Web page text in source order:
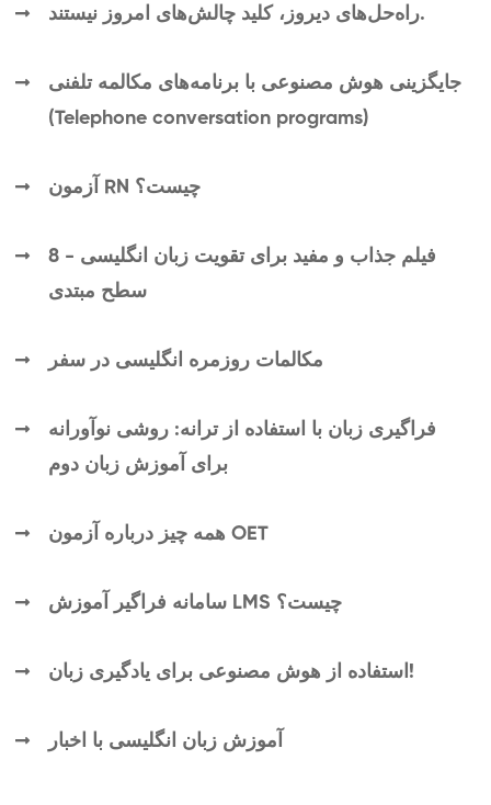
راه‌حل‌های دیروز، کلید چالش‌های امروز نیستند.
جایگزینی هوش مصنوعی با برنامه‌های مکالمه تلفنی
(Telephone conversation programs)
آزمون RN چیست؟
8 فیلم جذاب و مفید برای تقویت زبان انگلیسی -
سطح مبتدی
مکالمات روزمره انگلیسی در سفر
فراگیری زبان با استفاده از ترانه: روشی نوآورانه
برای آموزش زبان دوم
همه چیز درباره آزمون OET
سامانه فراگیر آموزش LMS چیست؟
استفاده از هوش مصنوعی برای یادگیری زبان!
آموزش زبان انگلیسی با اخبار